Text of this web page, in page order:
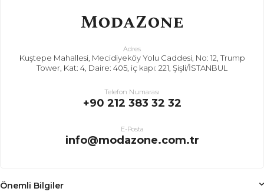
Adres
Kuştepe Mahallesi, Mecidiyeköy Yolu Caddesi, No: 12, Trump
Tower, Kat: 4, Daire: 405, iç kapı: 221, Şişli/İSTANBUL
Telefon Numarası
+90 212 383 32 32
E-Posta
info@modazone.com.tr
Önemli Bilgiler